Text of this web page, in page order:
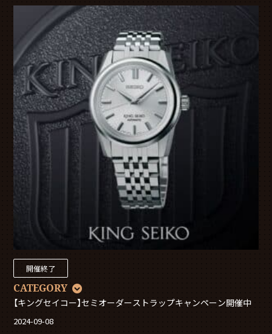
開催終了
CATEGORY
【キングセイコー】セミオーダーストラップキャンペーン開催中
2024-09-08